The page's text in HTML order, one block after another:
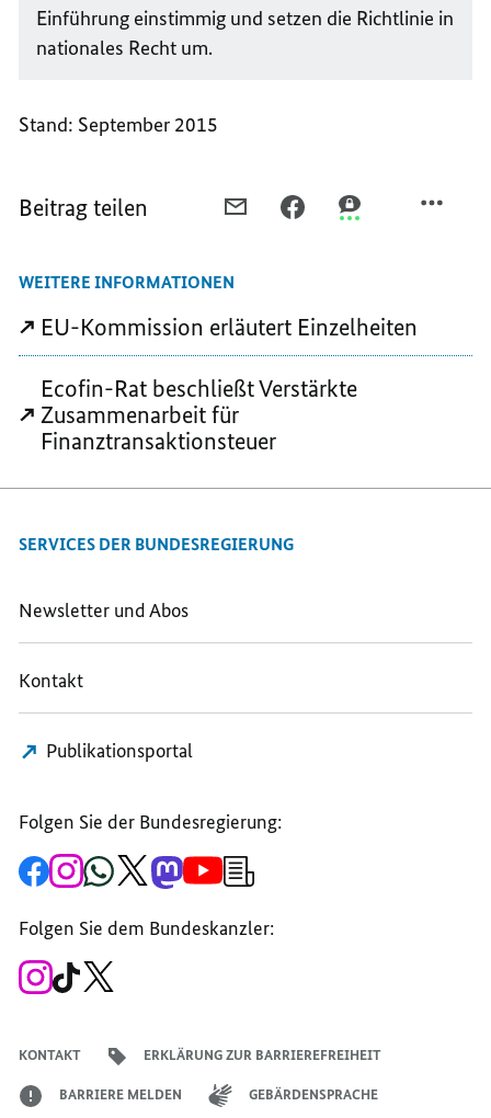
Einführung einstimmig und setzen die Richtlinie in
nationales Recht um.
Stand: September 2015
Beitrag teilen
MITGLIEDSTAATEN
VORAN
GEHEN
GEHEN
WEITERE INFORMATIONEN
EU-Kommission erläutert Einzelheiten
Ecofin-Rat beschließt Verstärkte
Zusammenarbeit für
Finanztransaktionsteuer
SERVICES DER BUNDESREGIERUNG
Newsletter und Abos
Kontakt
Publikationsportal
Folgen Sie der Bundesregierung:
Zur
Facebook-
Bundesregierung
Zum
Instagram-
der
Bundesregierung
Zum
WhatsApp-
der
Bundesregierung
Zum
X-
Regierungssprechers
Zum
Mastodon-
der
Bundesregierung
Zum
YouTube-
Bundesregierung
Anmeldung
Folgen Sie dem Bundeskanzler:
Zum
Instagram-
Zum
TikTok-
KONTAKT ERKLÄRUNG ZUR BARRIEREFREIHEIT
BARRIERE MELDEN GEBÄRDENSPRACHE